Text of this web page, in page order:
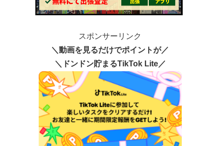
スポンサーリンク
＼動画を見るだけでポイントが／
＼ドンドン貯まるTikTok Lite／